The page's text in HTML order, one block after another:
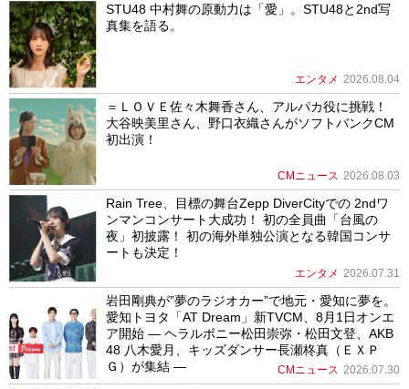
STU48 中村舞の原動力は「愛」。STU48と2nd写
真集を語る。
エンタメ 2026.08.04
＝ＬＯＶＥ佐々木舞香さん、アルパカ役に挑戦！
大谷映美里さん、野口衣織さんがソフトバンクCM
初出演！
CMニュース 2026.08.03
Rain Tree、目標の舞台Zepp DiverCityでの 2ndワ
ンマンコンサート大成功！ 初の全員曲「台風の
夜」初披露！ 初の海外単独公演となる韓国コンサ
ートも決定！
エンタメ 2026.07.31
岩田剛典が”夢のラジオカー”で地元・愛知に夢を。
愛知トヨタ「AT Dream」新TVCM、8月1日オンエ
ア開始 ― ヘラルボニー松田崇弥・松田文登、AKB
48 八木愛月、キッズダンサー長瀬柊真（ＥＸＰ
Ｇ）が集結 ―
CMニュース 2026.07.30